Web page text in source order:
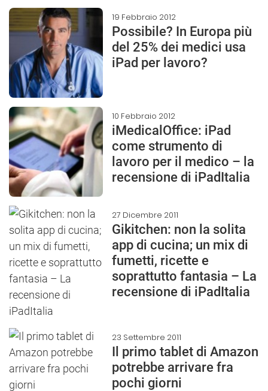
19 Febbraio 2012
Possibile? In Europa più
del 25% dei medici usa
iPad per lavoro?
10 Febbraio 2012
iMedicalOffice: iPad
come strumento di
lavoro per il medico – la
recensione di iPadItalia
27 Dicembre 2011
Gikitchen: non la solita
app di cucina; un mix di
fumetti, ricette e
soprattutto fantasia – La
recensione di iPadItalia
23 Settembre 2011
Il primo tablet di Amazon
potrebbe arrivare fra
pochi giorni